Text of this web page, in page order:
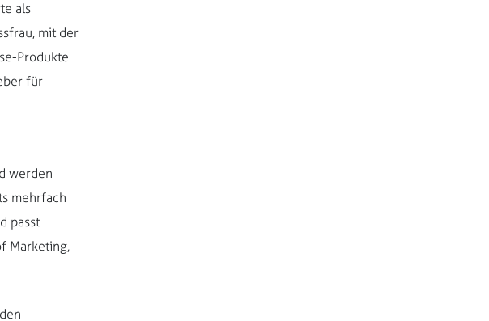
als
mit der
Produkte
für
werden
mehrfach
passt
Marketing,